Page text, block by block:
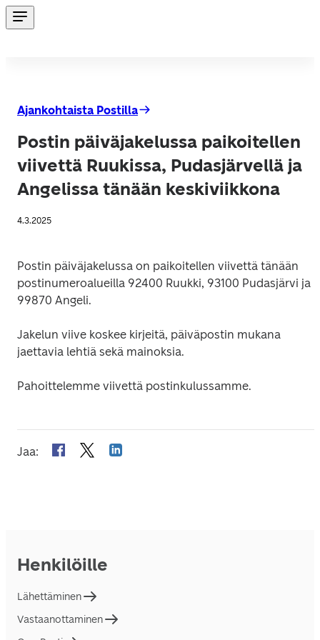
Ajankohtaista Postilla
Postin päiväjakelussa paikoitellen
viivettä Ruukissa, Pudasjärvellä ja
Angelissa tänään keskiviikkona
4.3.2025
Postin päiväjakelussa on paikoitellen viivettä tänään
postinumeroalueilla 92400 Ruukki, 93100 Pudasjärvi ja
99870 Angeli.
Jakelun viive koskee kirjeitä, päiväpostin mukana
jaettavia lehtiä sekä mainoksia.
Pahoittelemme viivettä postinkulussamme.
Jaa:
Henkilöille
Lähettäminen
Vastaanottaminen